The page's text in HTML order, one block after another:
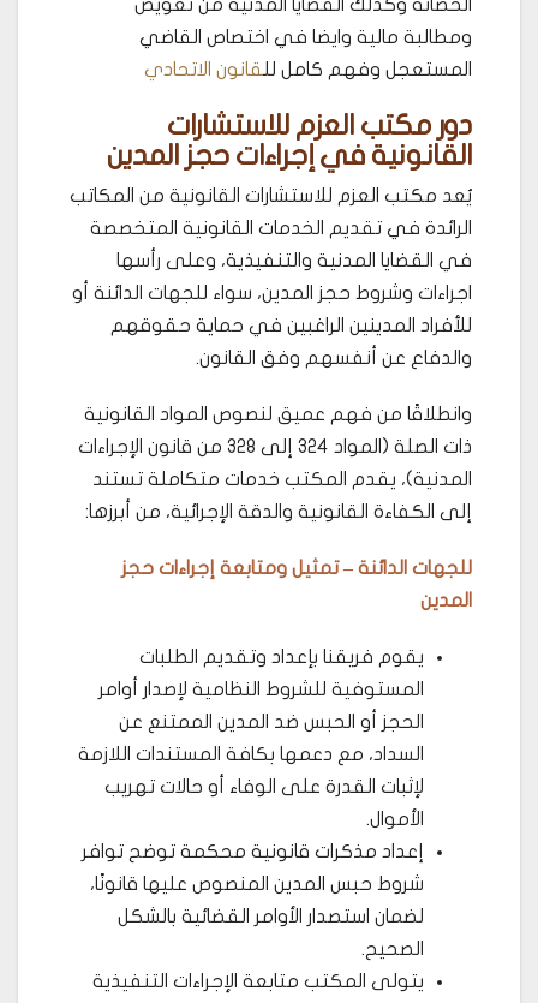
الحضانة وكذلك القضايا المدنية من تعويض
ومطالبة مالية وايضا في اختصاص القاضي
المستعجل وفهم كامل للقانون الاتحادي
دور مكتب العزم للاستشارات
القانونية في إجراءات حجز المدين
يُعد مكتب العزم للاستشارات القانونية من المكاتب
الرائدة في تقديم الخدمات القانونية المتخصصة
في القضايا المدنية والتنفيذية، وعلى رأسها
اجراءات وشروط حجز المدين، سواء للجهات الدائنة أو
للأفراد المدينين الراغبين في حماية حقوقهم
والدفاع عن أنفسهم وفق القانون.
وانطلاقًا من فهم عميق لنصوص المواد القانونية
ذات الصلة (المواد 324 إلى 328 من قانون الإجراءات
المدنية)، يقدم المكتب خدمات متكاملة تستند
إلى الكفاءة القانونية والدقة الإجرائية، من أبرزها:
للجهات الدائنة – تمثيل ومتابعة إجراءات حجز
المدين
يقوم فريقنا بإعداد وتقديم الطلبات
المستوفية للشروط النظامية لإصدار أوامر
الحجز أو الحبس ضد المدين الممتنع عن
السداد، مع دعمها بكافة المستندات اللازمة
لإثبات القدرة على الوفاء أو حالات تهريب
الأموال.
إعداد مذكرات قانونية محكمة توضح توافر
شروط حبس المدين المنصوص عليها قانونًا،
لضمان استصدار الأوامر القضائية بالشكل
الصحيح.
يتولى المكتب متابعة الإجراءات التنفيذية